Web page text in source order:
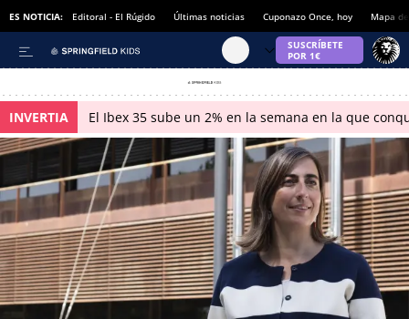
ES NOTICIA: Editoral - El Rúgido Últimas noticias Cuponazo Once, hoy Mapa
INVERTIA El Ibex 35 sube un 2% en la semana en la que